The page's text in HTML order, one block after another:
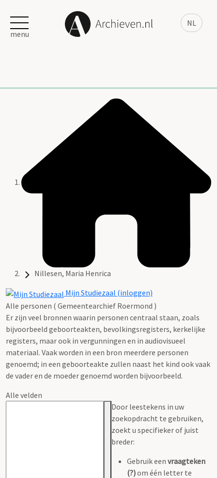
NL
menu
Nillesen, Maria Henrica
Mijn Studiezaal (inloggen)
Alle personen ( Gemeentearchief Roermond )
Er zijn veel bronnen waarin personen centraal staan, zoals
bijvoorbeeld geboorteakten, bevolkingsregisters, kerkelijke
registers, maar ook in vergunningen en in audiovisueel
materiaal. Vaak worden in een bron meerdere personen
genoemd; in een geboorteakte zullen naast het kind ook vaak
de vader en de moeder genoemd worden bijvoorbeeld.
Alle velden
Door leestekens in uw
zoekopdracht te gebruiken,
zoekt u specifieker of juist
breder:
Gebruik een vraagteken
(?)om één letter te